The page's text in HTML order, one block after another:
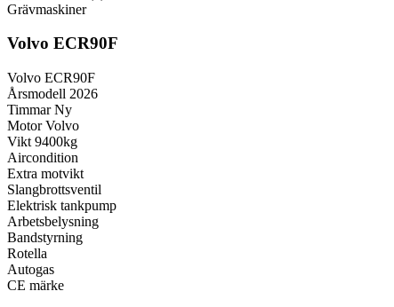
Grävmaskiner
Volvo ECR90F
Volvo ECR90F
Årsmodell 2026
Timmar Ny
Motor Volvo
Vikt 9400kg
Aircondition
Extra motvikt
Slangbrottsventil
Elektrisk tankpump
Arbetsbelysning
Bandstyrning
Rotella
Autogas
CE märke